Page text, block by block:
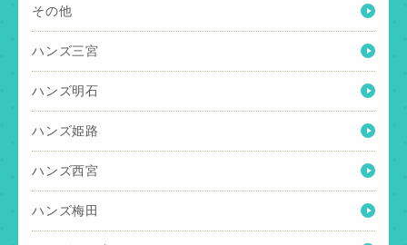
その他
ハンズ三宮
ハンズ明石
ハンズ姫路
ハンズ西宮
ハンズ梅田